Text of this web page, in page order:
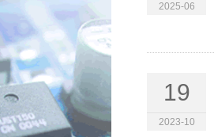
2025-06
19
2023-10